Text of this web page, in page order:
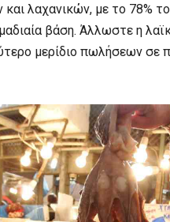
λαχανικών, με το 78%
βάση. Άλλωστε η
μερίδιο πωλήσεων σε